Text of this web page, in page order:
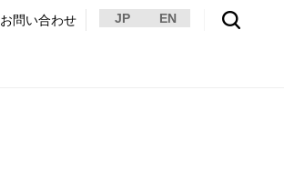
お問い合わせ JP EN